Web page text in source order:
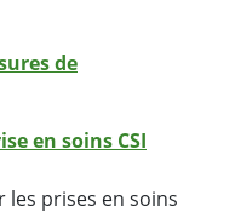
de
en soins CSI
les prises en soins